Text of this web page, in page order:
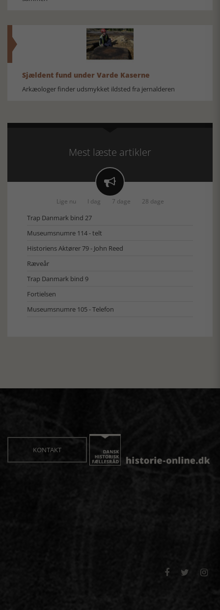
Sjældent fund under Varde Kaserne
Arkæologer finder udsmykket ildsted fra jernalderen
Mest læste artikler

Lige nu I dag 7 dage 28 dage
Trap Danmark bind 27
Museumsnumre 114 - telt
Historiens Aktører 79 - John Reed
Ræveår
Trap Danmark bind 9
Fortielsen
Museumsnumre 105 - Telefon
KONTAKT
  